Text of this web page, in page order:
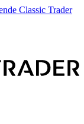
Classic Trader